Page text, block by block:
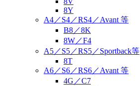
8Y
A4／S4／RS4／Avant 等
B8／8K
8W／F4
A5／S5／RS5／Sportback等
8T
A6／S6／RS6／Avant 等
4G／C7